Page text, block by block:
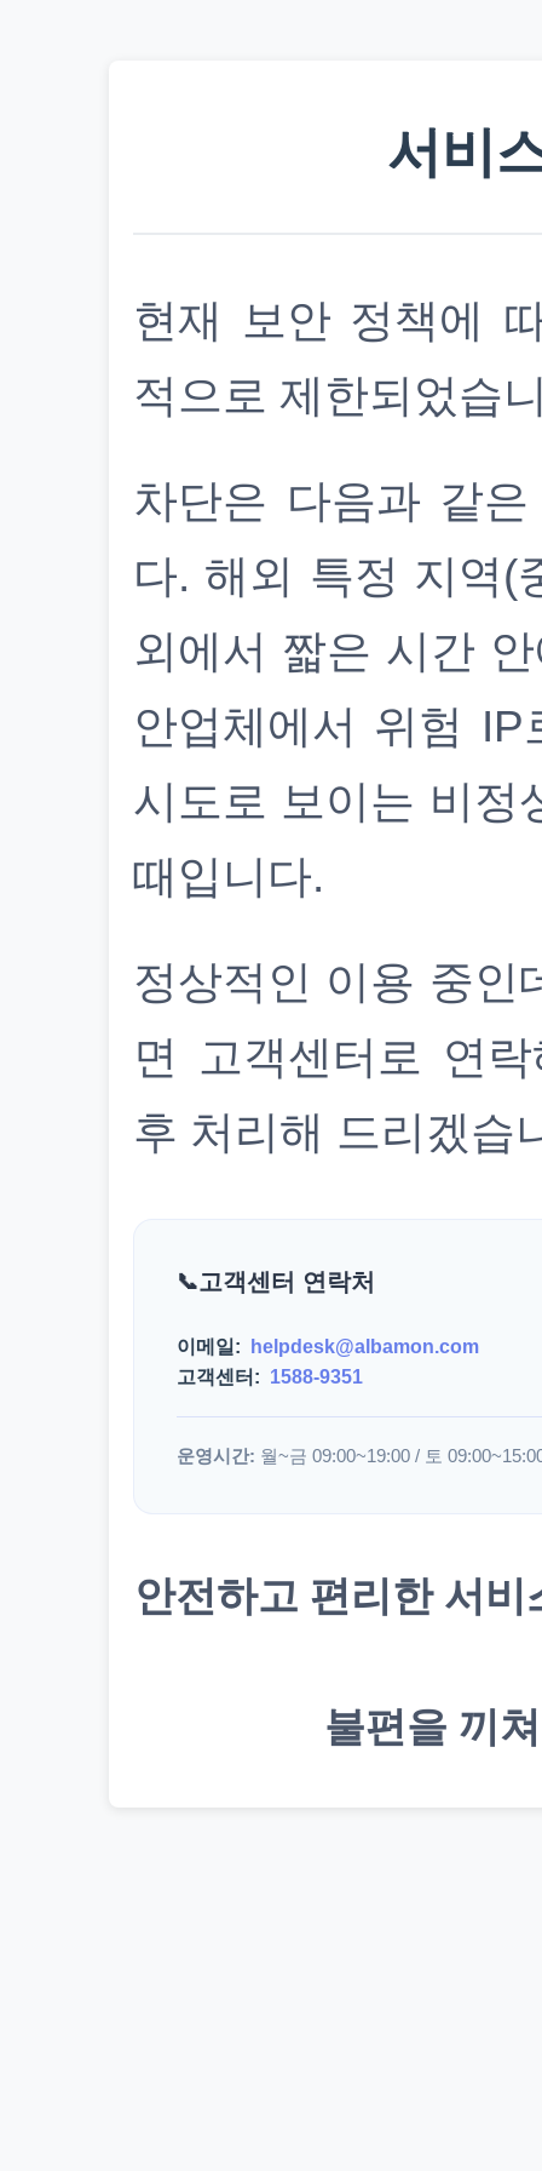
서비
현재 보안 정책에
적으로 제한되었습
차단은 다음과 같
다. 해외 특정 지역(
외에서 짧은 시간
안업체에서 위험
시도로 보이는 비정
때입니다.
정상적인 이용 중인
면 고객센터로 연
후 처리해 드리겠습
고객센터 연락처
이메일:
helpdesk@albamon.com
고객센터: 1588-9351
운영시간: 월~금 09:00~19:00 / 토
안전하고 편리한 서
불편을 끼